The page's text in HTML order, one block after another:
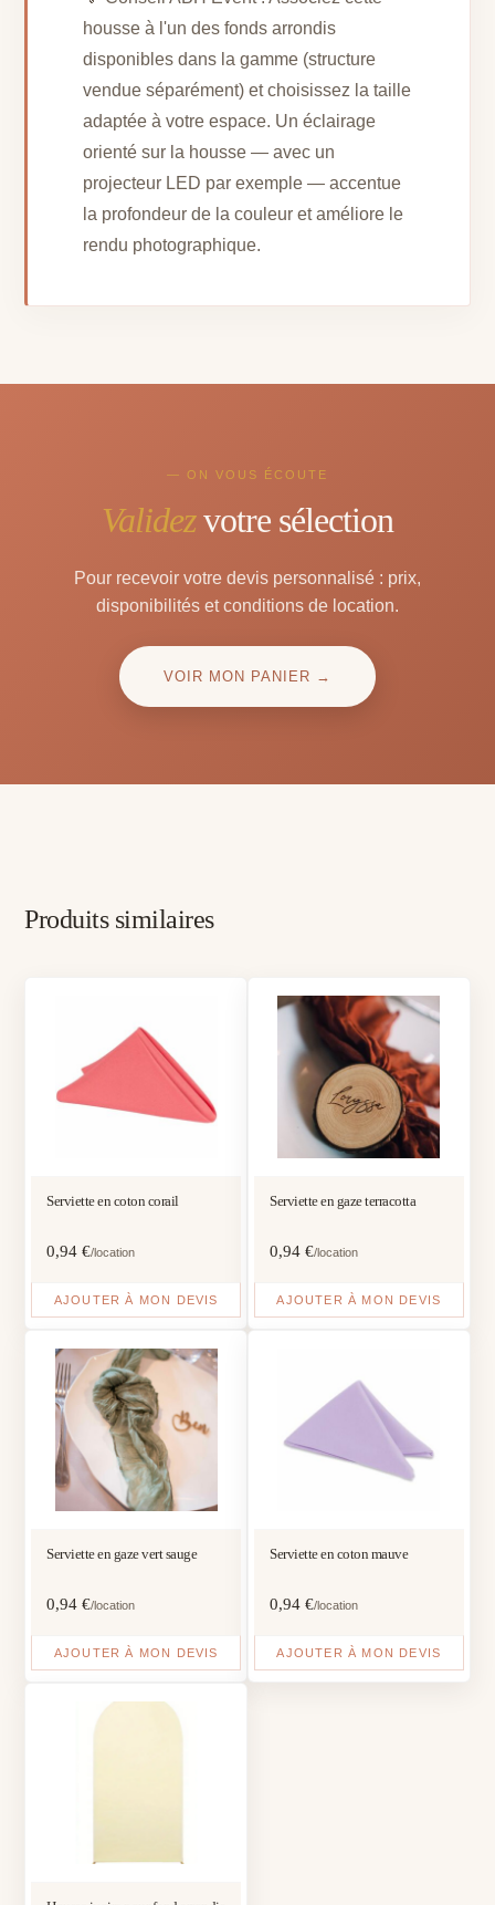
housse à l'un des fonds arrondis
disponibles dans la gamme (structure
vendue séparément) et choisissez la taille
adaptée à votre espace. Un éclairage
orienté sur la housse — avec un
projecteur LED par exemple — accentue
la profondeur de la couleur et améliore le
rendu photographique.
— ON VOUS ÉCOUTE
Validezvotre sélection
Pour recevoir votre devis personnalisé : prix,
disponibilités et conditions de location.
VOIR MON PANIER →
Produits similaires
Serviette en coton corail
0,94€/location
AJOUTER À MON DEVIS
Serviette en gaze terracotta
0,94 €/location
AJOUTER À MON DEVIS
Serviette en gaze vert sauge
0,94€/location
AJOUTER À MON DEVIS
Serviette en coton mauve
0,94 €/location
AJOUTER À MON DEVIS